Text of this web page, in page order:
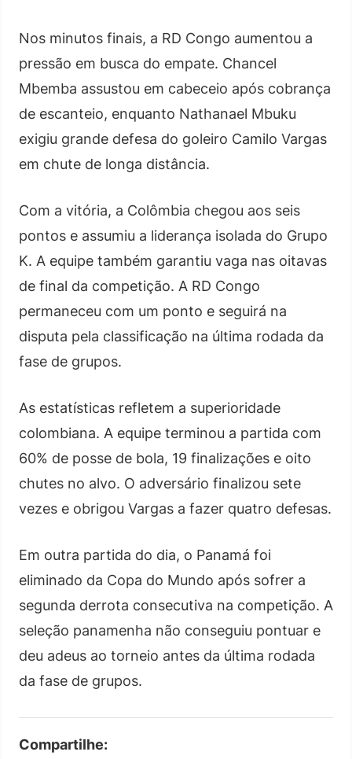
Nos minutos finais, a RD Congo aumentou a
pressão em busca do empate. Chancel
Mbemba assustou em cabeceio após cobrança
de escanteio, enquanto Nathanael Mbuku
exigiu grande defesa do goleiro Camilo Vargas
em chute de longa distância.
Com a vitória, a Colômbia chegou aos seis
pontos e assumiu a liderança isolada do Grupo
K. A equipe também garantiu vaga nas oitavas
de final da competição. A RD Congo
permaneceu com um ponto e seguirá na
disputa pela classificação na última rodada da
fase de grupos.
As estatísticas refletem a superioridade
colombiana. A equipe terminou a partida com
60% de posse de bola, 19 finalizações e oito
chutes no alvo. O adversário finalizou sete
vezes e obrigou Vargas a fazer quatro defesas.
Em outra partida do dia, o Panamá foi
eliminado da Copa do Mundo após sofrer a
segunda derrota consecutiva na competição. A
seleção panamenha não conseguiu pontuar e
deu adeus ao torneio antes da última rodada
da fase de grupos.
Compartilhe: